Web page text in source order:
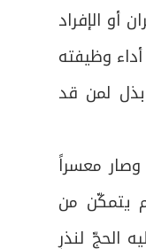
أو الإفراد
وظيفته
لمن قد
معسراً
يتمكّن من
الحجّ لنذرٍ